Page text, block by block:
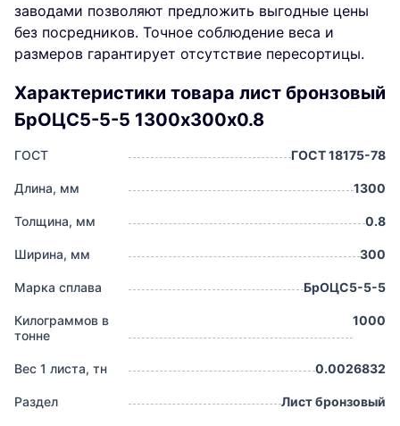
заводами позволяют предложить выгодные цены
без посредников. Точное соблюдение веса и
размеров гарантирует отсутствие пересортицы.
Характеристики товара лист бронзовый
БрОЦС5-5-5 1300х300х0.8
ГОСТ ГОСТ 18175-78
Длина, мм 1300
Толщина, мм 0.8
Ширина, мм 300
Марка сплава БрОЦС5-5-5
Килограммов в
тонне
1000
Вес 1 листа, тн 0.0026832
Раздел Лист бронзовый